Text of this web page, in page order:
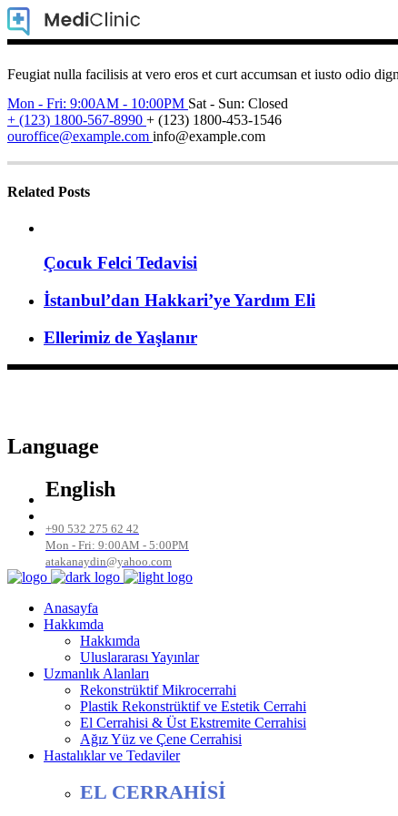
Feugiat nulla facilisis at vero eros et curt accumsan et iusto odio
Mon - Fri: 9:00AM - 10:00PM Sat - Sun: Closed
+ (123) 1800-567-8990 + (123) 1800-453-1546
ouroffice@example.com info@example.com
Related Posts
Çocuk Felci Tedavisi
İstanbul’dan Hakkari’ye Yardım Eli
Ellerimiz de Yaşlanır
Language
English
+90 532 275 62 42
Mon - Fri: 9:00AM - 5:00PM
atakanaydin@yahoo.com
Anasayfa
Hakkımda
Hakkımda
Uluslararası Yayınlar
Uzmanlık Alanları
Rekonstrüktif Mikrocerrahi
Plastik Rekonstrüktif ve Estetik Cerrahi
El Cerrahisi & Üst Ekstremite Cerrahisi
Ağız Yüz ve Çene Cerrahisi
Hastalıklar ve Tedaviler
EL CERRAHİSİ